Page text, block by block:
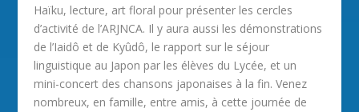
Haïku, lecture, art floral pour présenter les cercles
d’activité de l’ARJNCA. Il y aura aussi les démonstrations
de l’Iaidô et de Kyûdô, le rapport sur le séjour
linguistique au Japon par les élèves du Lycée, et un
mini-concert des chansons japonaises à la fin. Venez
nombreux, en famille, entre amis, à cette journée de